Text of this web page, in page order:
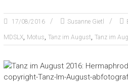
17/08/2016 Susanne Gietl
MDSLX, Motus, Tanz im August, Tanz im